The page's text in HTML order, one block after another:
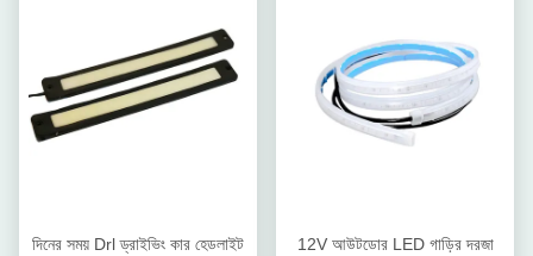
দিনের সময় Drl ড্রাইভিং কার হেডলাইট
12V আউটডোর LED গাড়ির দরজা